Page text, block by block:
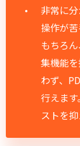
非常に
操作が
もちろ
集機能
わず、
行えま
ストを